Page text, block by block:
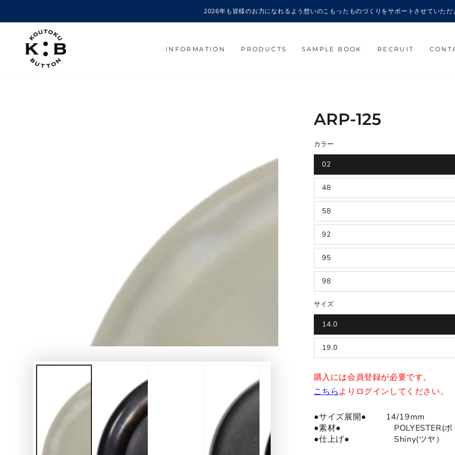
2026年も皆様のお力になれるよう想いのこもったものづくりをサポートさせていただ
INFORMATION PRODUCTS SAMPLE BOOK RECRUIT
ARP-125
カラー
02
48
58
92
95
98
サイズ
14.0
19.0
購入には会員登録が必要です。
こちらよりログインしてください。
●サイズ展開● 14/19mm
●素材● POLYESTER(
●仕上げ● Shiny(ツヤ）